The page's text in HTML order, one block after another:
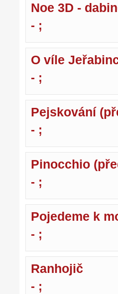
Noe 3D -
- ;
O víle
- ;
Pejskování
- ;
Pinocchio
- ;
Pojedeme k
- ;
Ranhojič
- ;